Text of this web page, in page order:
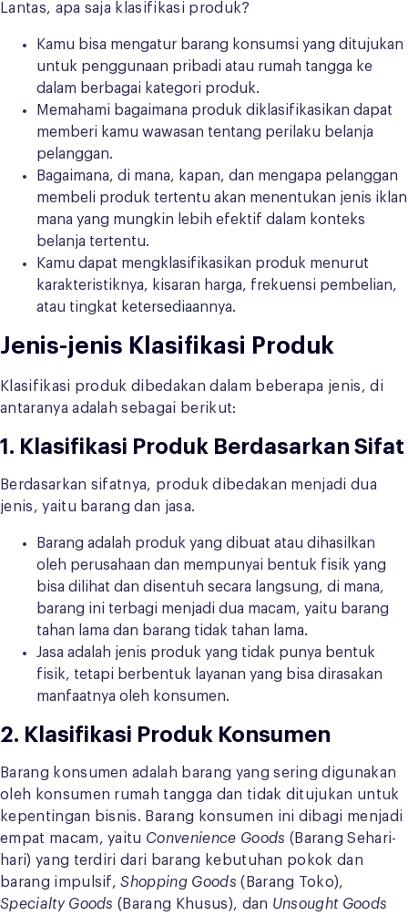
Lantas, apa saja klasifikasi produk?
Kamu bisa mengatur barang konsumsi yang ditujukan
untuk penggunaan pribadi atau rumah tangga ke
dalam berbagai kategori produk.
Memahami bagaimana produk diklasifikasikan dapat
memberi kamu wawasan tentang perilaku belanja
pelanggan.
Bagaimana, di mana, kapan, dan mengapa pelanggan
membeli produk tertentu akan menentukan jenis iklan
mana yang mungkin lebih efektif dalam konteks
belanja tertentu.
Kamu dapat mengklasifikasikan produk menurut
karakteristiknya, kisaran harga, frekuensi pembelian,
atau tingkat ketersediaannya.
Jenis-jenis Klasifikasi Produk
Klasifikasi produk dibedakan dalam beberapa jenis, di
antaranya adalah sebagai berikut:
1. Klasifikasi Produk Berdasarkan Sifat
Berdasarkan sifatnya, produk dibedakan menjadi dua
jenis, yaitu barang dan jasa.
Barang adalah produk yang dibuat atau dihasilkan
oleh perusahaan dan mempunyai bentuk fisik yang
bisa dilihat dan disentuh secara langsung, di mana,
barang ini terbagi menjadi dua macam, yaitu barang
tahan lama dan barang tidak tahan lama.
Jasa adalah jenis produk yang tidak punya bentuk
fisik, tetapi berbentuk layanan yang bisa dirasakan
manfaatnya oleh konsumen.
2. Klasifikasi Produk Konsumen
Barang konsumen adalah barang yang sering digunakan
oleh konsumen rumah tangga dan tidak ditujukan untuk
kepentingan bisnis. Barang konsumen ini dibagi menjadi
empat macam, yaitu Convenience Goods (Barang Sehari-
hari) yang terdiri dari barang kebutuhan pokok dan
barang impulsif,Shopping Goods (Barang Toko),
Specialty Goods (Barang Khusus), dan Unsought Goods